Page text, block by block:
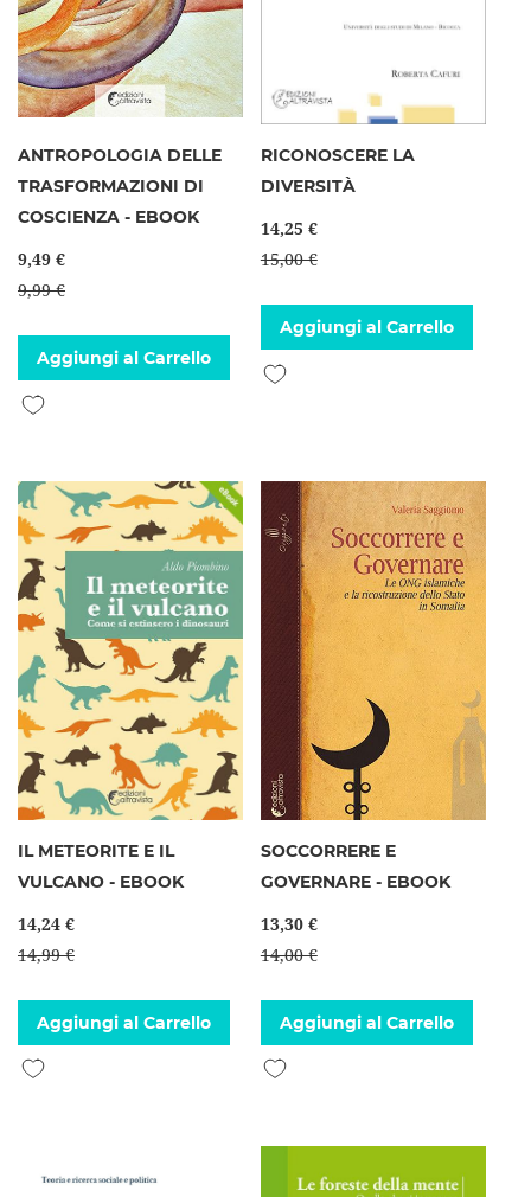
ANTROPOLOGIA DELLE
TRASFORMAZIONI DI
COSCIENZA - EBOOK
9,49 €
9,99 €
Aggiungi al Carrello
Aggiungi alla lista desideri
RICONOSCERE LA
DIVERSITÀ
14,25 €
15,00 €
Aggiungi al Carrello
Aggiungi alla lista desideri
IL METEORITE E IL
VULCANO - EBOOK
14,24 €
14,99 €
Aggiungi al Carrello
Aggiungi alla lista desideri
SOCCORRERE E
GOVERNARE - EBOOK
13,30 €
14,00 €
Aggiungi al Carrello
Aggiungi alla lista desideri